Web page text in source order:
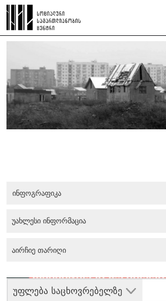
ინფოგრაფიკა
უფლება საცხოვრებელზე
უახლესი ინფორმაცია